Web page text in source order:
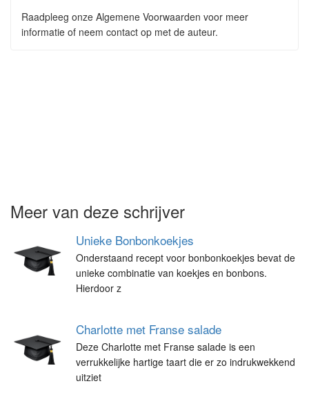
Raadpleeg onze Algemene Voorwaarden voor meer
informatie of neem contact op met de auteur.
Meer van deze schrijver
Unieke Bonbonkoekjes
Onderstaand recept voor bonbonkoekjes bevat de
unieke combinatie van koekjes en bonbons.
Hierdoor z
Charlotte met Franse salade
Deze Charlotte met Franse salade is een
verrukkelijke hartige taart die er zo indrukwekkend
uitziet